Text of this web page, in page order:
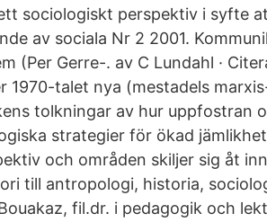
sociologiskt perspektiv i syfte
av sociala Nr 2 2001.
(Per Gerre-. av C Lundahl ·
1970-talet nya (mestadels
tolkningar av hur uppfostran
strategier för ökad
och områden skiljer sig åt
till antropologi, historia,
fil.dr. i pedagogik och